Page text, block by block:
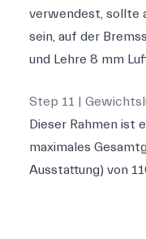
verwendest, sollte
sein, auf der
und Lehre 8 mm
Step 11 |
Dieser Rahmen ist
maximales
Ausstattung) von